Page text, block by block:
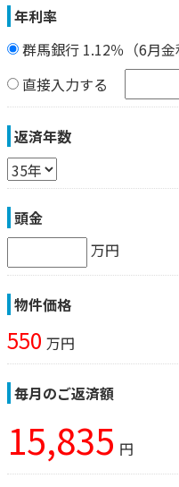
年利率
群馬銀行 1.12％（6月金
直接入力する
返済年数
頭金
万円
物件価格
550 万円
毎月のご返済額
15,835 円